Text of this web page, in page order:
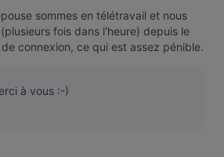
sommes en télétravail et nous
fois dans l'heure) depuis le
connexion, ce qui est assez pénible.
à vous :-)